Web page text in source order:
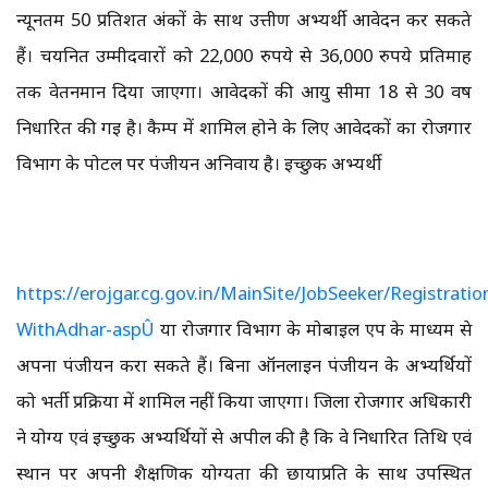
न्यूनतम 50 प्रतिशत अंकों के साथ उत्तीर्ण अभ्यर्थी आवेदन कर सकते
हैं। चयनित उम्मीदवारों को 22,000 रुपये से 36,000 रुपये प्रतिमाह
तक वेतनमान दिया जाएगा। आवेदकों की आयु सीमा 18 से 30 वर्ष
निर्धारित की गई है। कैम्प में शामिल होने के लिए आवेदकों का रोजगार
विभाग के पोर्टल पर पंजीयन अनिवार्य है। इच्छुक अभ्यर्थी
https://erojgar.cg.gov.in/MainSite/JobSeeker/
WithAdhar-aspÛ या रोजगार विभाग के मोबाइल एप के माध्यम से
अपना पंजीयन करा सकते हैं। बिना ऑनलाइन पंजीयन के अभ्यर्थियों
को भर्ती प्रक्रिया में शामिल नहीं किया जाएगा। जिला रोजगार अधिकारी
ने योग्य एवं इच्छुक अभ्यर्थियों से अपील की है कि वे निर्धारित तिथि एवं
स्थान पर अपनी शैक्षणिक योग्यता की छायाप्रति के साथ उपस्थित